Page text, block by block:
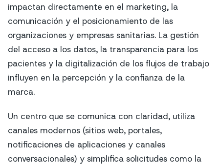
impactan directamente en el marketing, la
comunicación y el posicionamiento de las
organizaciones y empresas sanitarias. La gestión
del acceso a los datos, la transparencia para los
pacientes y la digitalización de los flujos de trabajo
influyen en la percepción y la confianza de la
marca.
Un centro que se comunica con claridad, utiliza
canales modernos (sitios web, portales,
notificaciones de aplicaciones y canales
conversacionales) y simplifica solicitudes como la